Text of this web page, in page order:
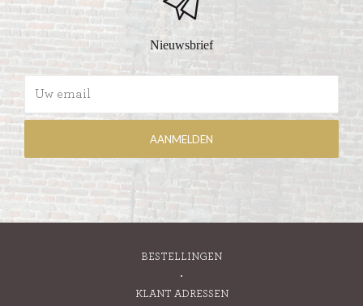
Nieuwsbrief
BESTELLINGEN
KLANT ADRESSEN